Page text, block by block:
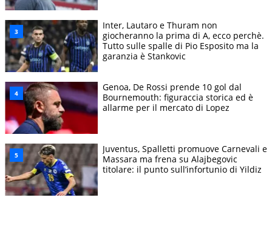
Inter, Lautaro e Thuram non
giocheranno la prima di A, ecco perchè.
Tutto sulle spalle di Pio Esposito ma la
garanzia è Stankovic
Genoa, De Rossi prende 10 gol dal
Bournemouth: figuraccia storica ed è
allarme per il mercato di Lopez
Juventus, Spalletti promuove Carnevali e
Massara ma frena su Alajbegovic
titolare: il punto sull’infortunio di Yildiz